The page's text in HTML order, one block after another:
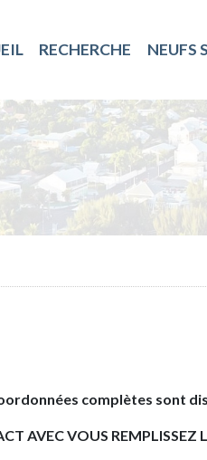
RECHERCHE NEUFS
complètes sont
AVEC VOUS REMPLISSEZ